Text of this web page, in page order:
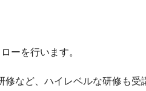
ーを行います。
など、ハイレベルな研修も受